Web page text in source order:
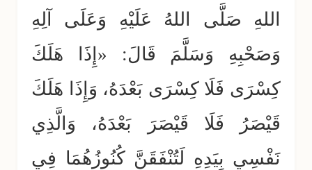
اللهِ صَلَّى اللهُ عَلَيْهِ وَعَلَى آلِهِ
وَصَحْبِهِ وَسَلَّمَ قَالَ: «إِذَا هَلَكَ
كِسْرَى فَلَا كِسْرَى بَعْدَهُ، وَإِذَا هَلَكَ
قَيْصَرُ فَلَا قَيْصَرَ بَعْدَهُ، وَالَّذِي
نَفْسِي بِيَدِهِ لَتُنْفَقَنَّ كُنُوزُهُمَا فِي